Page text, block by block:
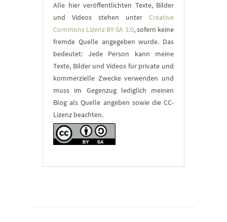
Alle hier veröffentlichten Texte, Bilder
und Videos stehen unter Creative
Commons Lizenz BY-SA 3.0, sofern keine
fremde Quelle angegeben wurde. Das
bedeutet: Jede Person kann meine
Texte, Bilder und Videos für private und
kommerzielle Zwecke verwenden und
muss im Gegenzug lediglich meinen
Blog als Quelle angeben sowie die CC-
Lizenz beachten.